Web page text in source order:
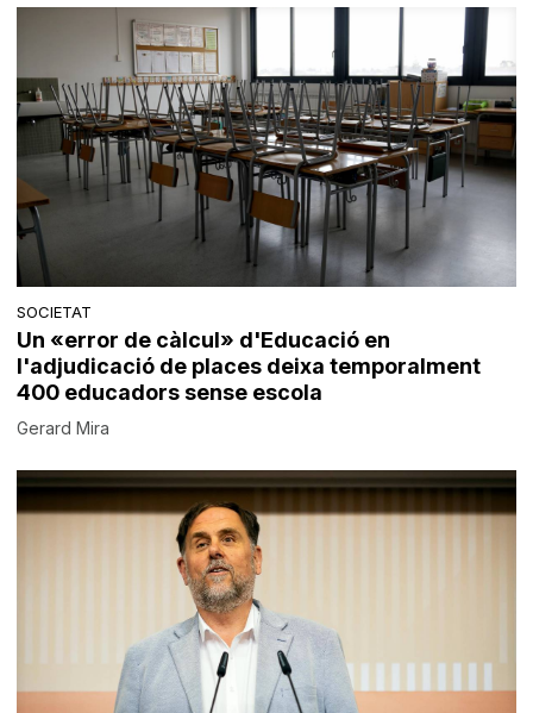
SOCIETAT
Un «error de càlcul» d'Educació en
l'adjudicació de places deixa temporalment
400 educadors sense escola
Gerard Mira